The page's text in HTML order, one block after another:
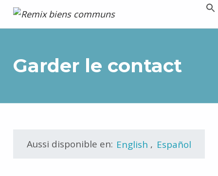
Remix biens communs
Garder le contact
Aussi disponible en: English , Español